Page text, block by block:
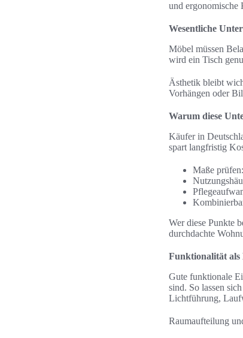
und ergonomische
Wesentliche
Möbel müssen
wird ein Tisch
Ästhetik bleibt
Vorhängen oder
Warum diese
Käufer in
spart langfristig
Maße
Wer diese Punkte
durchdachte
Funktionalität
Gute funktionale
sind. So lassen
Lichtführung,
Raumaufteilung